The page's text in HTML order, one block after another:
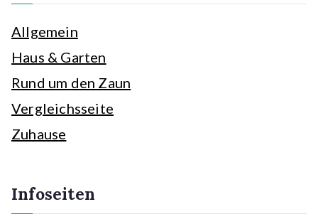
Allgemein
Haus & Garten
Rund um den Zaun
Vergleichsseite
Zuhause
Infoseiten